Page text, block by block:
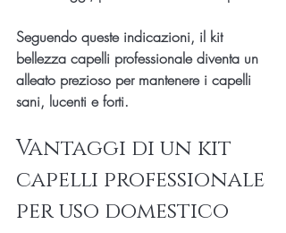
Seguendo queste indicazioni, il kit
bellezza capelli professionale diventa un
alleato prezioso per mantenere i capelli
sani, lucenti e forti.
Vantaggi di un kit
capelli professionale
per uso domestico